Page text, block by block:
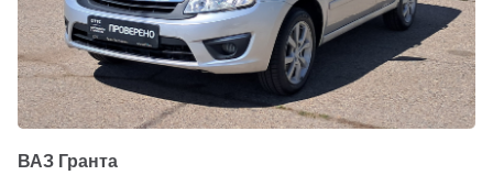
ВАЗ Гранта